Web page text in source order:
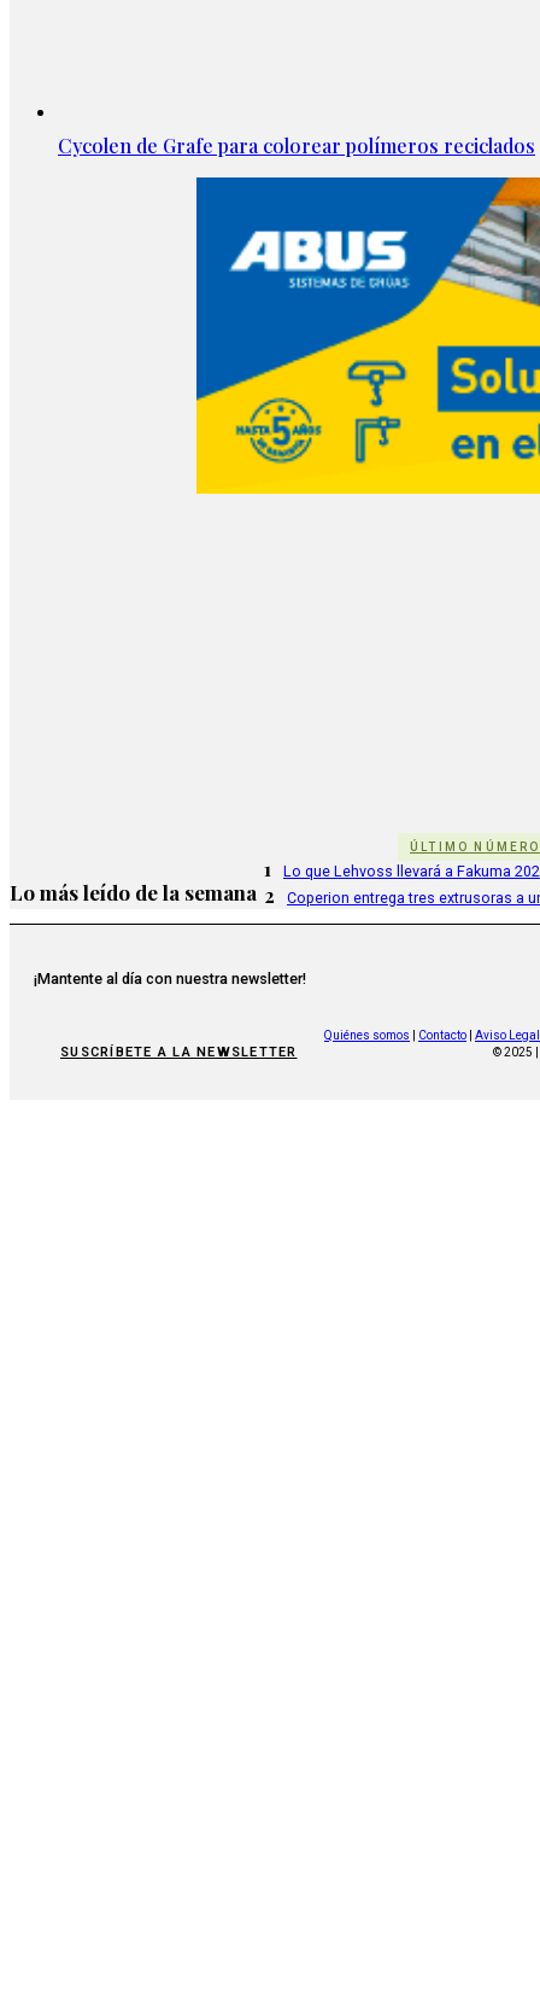
Cycolen de Grafe para colorear polímeros reciclados
ÚLTIMO NÚMERO
Lo más leído de la semana
1 Lo que Lehvoss llevará a Fakuma
2 Coperion entrega tres extrusoras a
¡Mantente al día con nuestra newsletter!
SUSCRÍBETE A LA NEWSLETTER
Quiénes somos Contacto
Aviso Legal
© 2025